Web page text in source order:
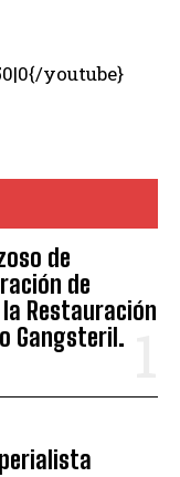
de
de
Restauración
Gangsteril.
youtube}